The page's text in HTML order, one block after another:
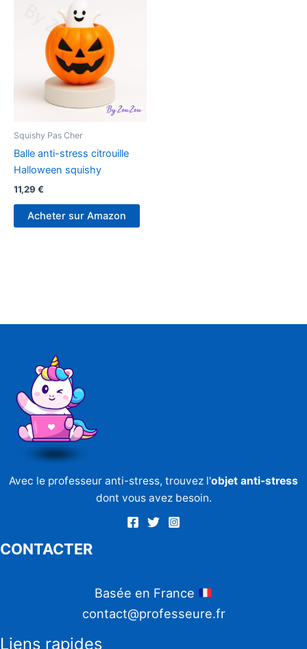
Squishy Pas Cher
Balle anti-stress citrouille
Halloween squishy
11,29 €
Acheter sur Amazon
Avec le professeur anti-stress, trouvez l'objet anti-stress
dont vous avez besoin.
CONTACTER
Basée en France
contact@professeure.fr
Liens rapides